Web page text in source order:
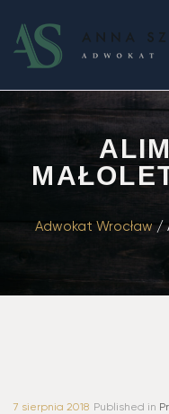
Adwokat Wrocław /
7 sierpnia 2018 Published in